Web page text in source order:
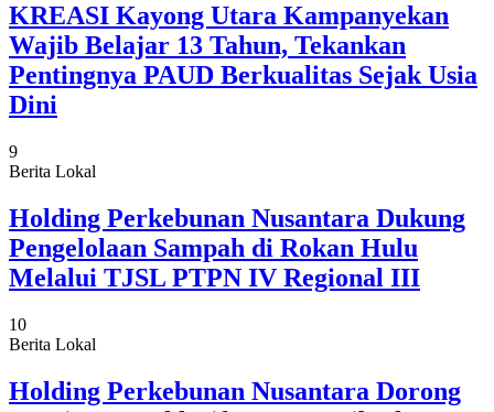
KREASI Kayong Utara Kampanyekan
Wajib Belajar 13 Tahun, Tekankan
Pentingnya PAUD Berkualitas Sejak Usia
Dini
9
Berita Lokal
Holding Perkebunan Nusantara Dukung
Pengelolaan Sampah di Rokan Hulu
Melalui TJSL PTPN IV Regional III
10
Berita Lokal
Holding Perkebunan Nusantara Dorong